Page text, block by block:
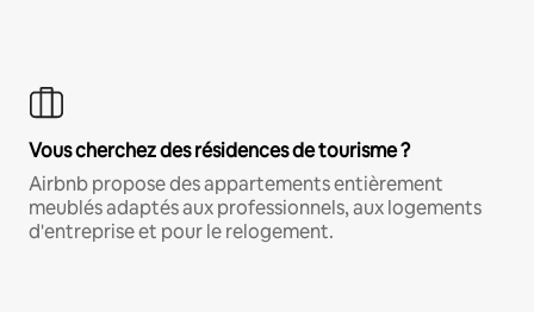
Vous cherchez des résidences de tourisme ?
Airbnb propose des appartements entièrement
meublés adaptés aux professionnels, aux logements
d'entreprise et pour le relogement.